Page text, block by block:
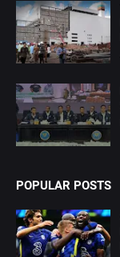
POPULAR POSTS